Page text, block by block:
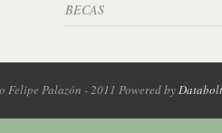
BECAS
Palazón - 2011 Powered byDatabolt